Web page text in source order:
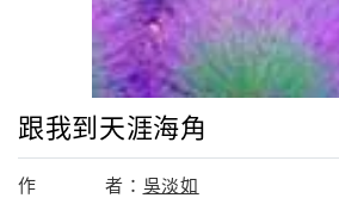
跟我到天涯海角
作 者： 吳淡如